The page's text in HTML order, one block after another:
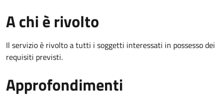
A chi è rivolto
Il servizio è rivolto a tutti i soggetti interessati in possesso dei
requisiti previsti.
Approfondimenti